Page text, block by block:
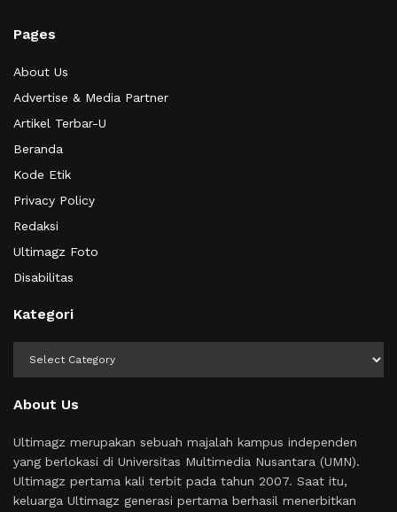
Pages
About Us
Advertise & Media Partner
Artikel Terbar-U
Beranda
Kode Etik
Privacy Policy
Redaksi
Ultimagz Foto
Disabilitas
Kategori
About Us
Ultimagz merupakan sebuah majalah kampus independen
yang berlokasi di Universitas Multimedia Nusantara (UMN).
Ultimagz pertama kali terbit pada tahun 2007. Saat itu,
keluarga Ultimagz generasi pertama berhasil menerbitkan